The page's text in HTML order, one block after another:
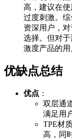
高，建议在
过度刺激。
资深用户，
选择。但对
激度产品的用
优缺点总结
优点 ：
双层通
满足用
TPE材
高，同